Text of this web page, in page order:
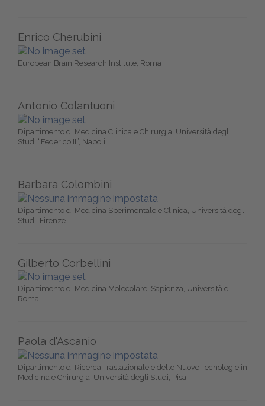
Enrico Cherubini
European Brain Research Institute, Roma
Antonio Colantuoni
Dipartimento di Medicina Clinica e Chirurgia, Università degli
Studi “Federico II”, Napoli
Barbara Colombini
Dipartimento di Medicina Sperimentale e Clinica, Università degli
Studi, Firenze
Gilberto Corbellini
Dipartimento di Medicina Molecolare, Sapienza, Università di
Roma
Paola d'Ascanio
Dipartimento di Ricerca Traslazionale e delle Nuove Tecnologie in
Medicina e Chirurgia, Università degli Studi, Pisa